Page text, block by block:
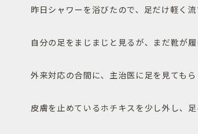
昨日シャワーを浴びたので、足だけ軽く流
自分の足をまじまじと見るが、まだ靴が
外来対応の合間に、主治医に足を見てもら
皮膚を止めているホチキスを少し外し、足